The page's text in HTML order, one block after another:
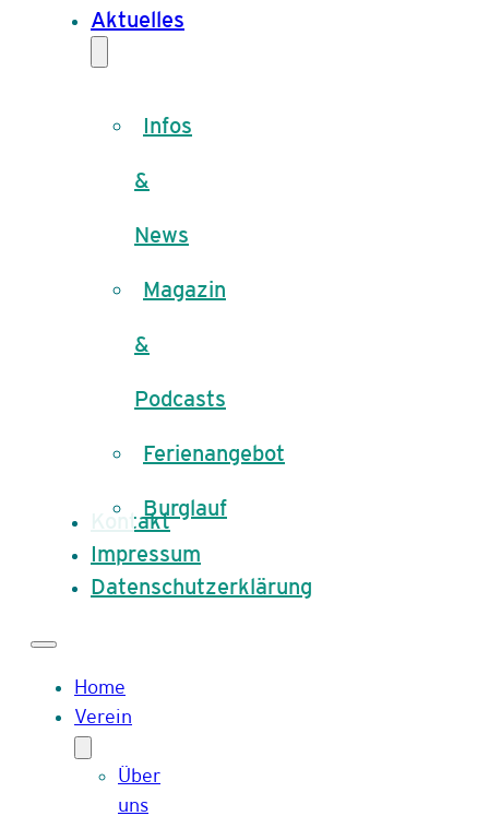
Aktuelles
Infos
&
News
Magazin
&
Podcasts
Ferienangebot
Burglauf
Kontakt
Impressum
Datenschutzerklärung
Home
Verein
Über
uns